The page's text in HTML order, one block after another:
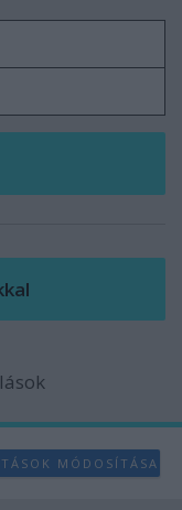
MÓDOSÍTÁSA